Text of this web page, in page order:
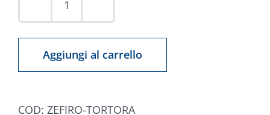
Tappeto
quantità
Aggiungi al carrello
COD: ZEFIRO-TORTORA